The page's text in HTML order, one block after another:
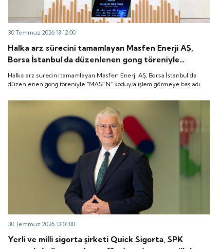
30 Temmuz 2026 13:12:00
Halka arz sürecini tamamlayan Masfen Enerji AŞ,
Borsa İstanbul'da düzenlenen gong töreniyle
"MASFN" koduyla işlem görmeye başladı.
Halka arz sürecini tamamlayan Masfen Enerji AŞ, Borsa İstanbul'da
düzenlenen gong töreniyle "MASFN" koduyla işlem görmeye başladı.
30 Temmuz 2026 13:01:00
Yerli ve milli sigorta şirketi Quick Sigorta, SPK